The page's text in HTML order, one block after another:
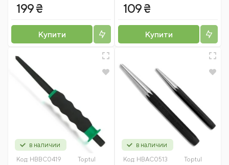
199 ₴
Купити
109 ₴
Купити
в наличии
Код: HBBC0419 Toptul
в наличии
Код: HBAC0513 Toptul